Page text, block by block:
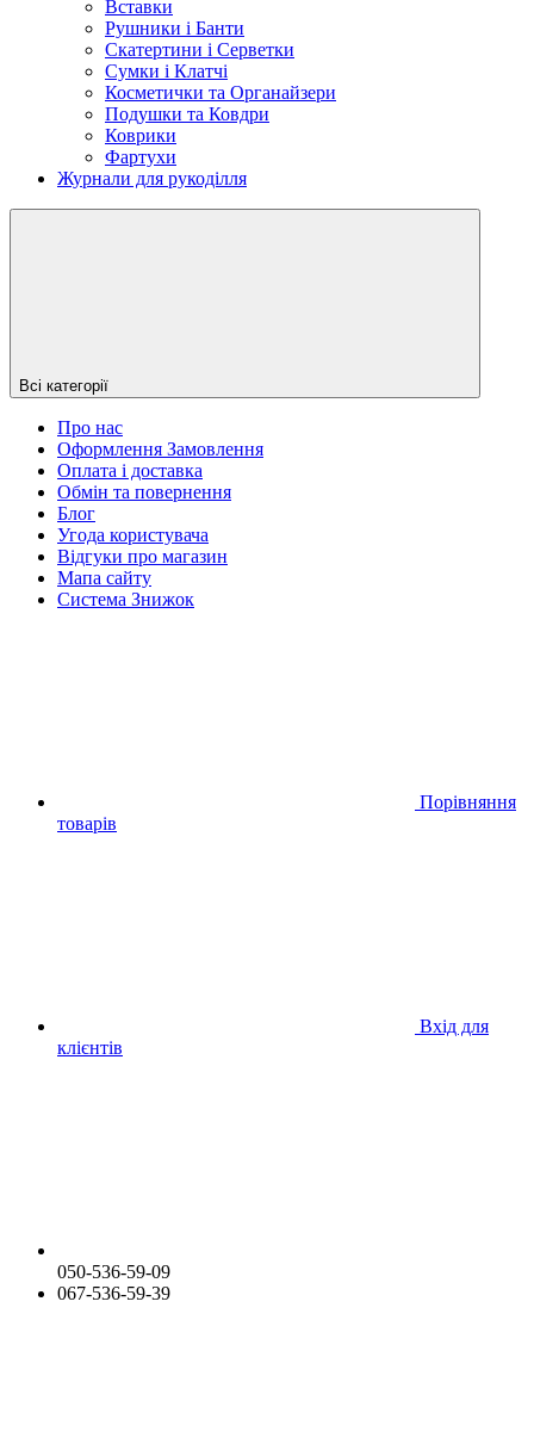
Вставки
Рушники і Банти
Скатертини і Серветки
Сумки і Клатчі
Косметички та Органайзери
Подушки та Ковдри
Коврики
Фартухи
Журнали для рукоділля
Всі категорії
Про нас
Оформлення Замовлення
Оплата і доставка
Обмін та повернення
Блог
Угода користувача
Відгуки про магазин
Мапа сайту
Система Знижок
Порівняння
товарів
Вхід для
клієнтів
050-536-59-09
067-536-59-39